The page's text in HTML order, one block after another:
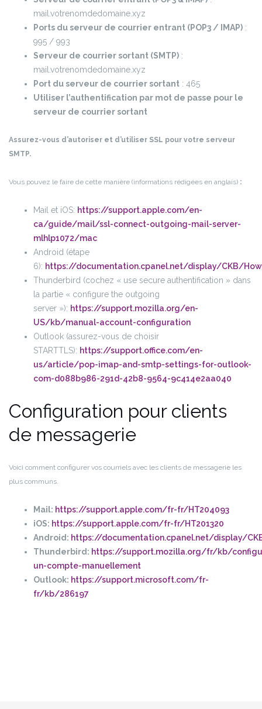
mail.votrenomdedomaine.xyz
Ports du serveur de courrier entrant (POP3 / IMAP) :
995 / 993
Serveur de courrier sortant (SMTP) :
mail.votrenomdedomaine.xyz
Port du serveur de courrier sortant : 465
Utiliser l’authentification par mot de passe pour le
serveur de courrier sortant
Assurez-vous d’autoriser et d’utiliser SSL pour votre serveur
SMTP.
Vous pouvez le faire de cette manière (informations rédigées en anglais) :
Mail et iOS: https://support.apple.com/en-
ca/guide/mail/ssl-connect-outgoing-mail-server-
mlhlp1072/mac
Android (étape
6): https://documentation.cpanel.net/display/CKB/
Thunderbird (cochez « use secure authentification » dans
la partie « configure the outgoing
server »): https://support.mozilla.org/en-
US/kb/manual-account-configuration
Outlook (assurez-vous de choisir
STARTTLS): https://support.office.com/en-
us/article/pop-imap-and-smtp-settings-for-outlook-
com-d088b986-291d-42b8-9564-9c414e2aa040
Configuration pour clients
de messagerie
Voici comment configurer vos courriels avec les clients de messagerie les
plus communs.
Mail: https://support.apple.com/fr-fr/HT204093
iOS: https://support.apple.com/fr-fr/HT201320
Android: https://documentation.cpanel.net/display/
Thunderbird: https://support.mozilla.org/fr/kb/
un-compte-manuellement
Outlook: https://support.microsoft.com/fr-
fr/kb/286197